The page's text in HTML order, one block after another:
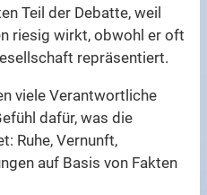
Teil der Debatte, weil
riesig wirkt, obwohl er oft
repräsentiert.
viele Verantwortliche
dafür, was die
Ruhe, Vernunft,
auf Basis von Fakten